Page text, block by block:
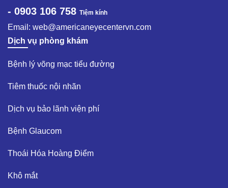
- 0903 106 758 Tiệm kính
Email: web@americaneyecentervn.com
Dịch vụ phòng khám
Bệnh lý võng mạc tiểu đường​
Tiêm thuốc nội nhãn ​
Dịch vụ bảo lãnh viện phí​
Bệnh Glaucom​
Thoái Hóa Hoàng Điểm​
Khô mắt​